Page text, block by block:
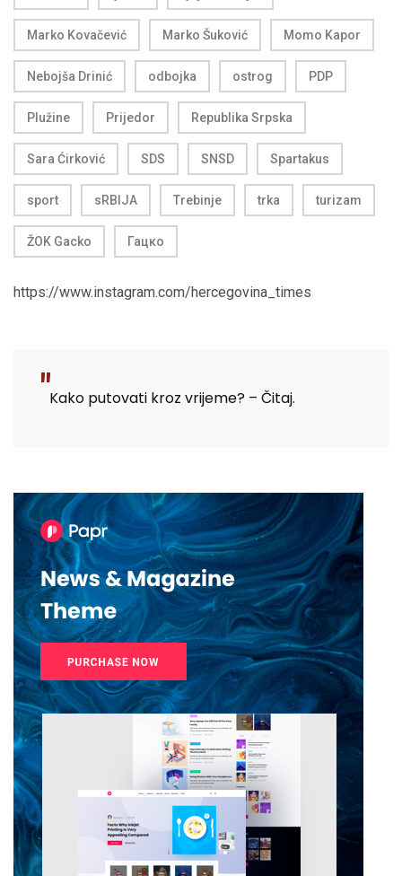
Marko Kovačević Marko Šuković Momo Kapor
Nebojša Drinić odbojka ostrog PDP
Plužine Prijedor Republika Srpska
Sara Ćirković SDS SNSD Spartakus
sport sRBIJA Trebinje trka turizam
ŽOK Gacko Гацко
https://www.instagram.com/hercegovina_times
Kako putovati kroz vrijeme? – Čitaj.